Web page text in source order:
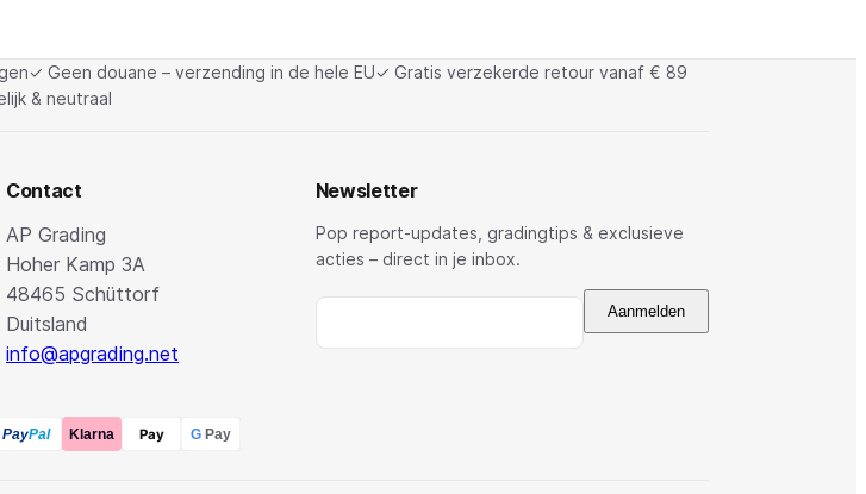
✓ Geen douane – verzending in de hele EU✓ Gratis verzekerde retour vanaf € 89
& neutraal
Contact
AP Grading
Hoher Kamp 3A
48465 Schüttorf
Duitsland
info@apgrading.net
Newsletter
Pop report-updates, gradingtips & exclusieve
acties – direct in je inbox.
Aanmelden
PayPal Klarna Pay GPay